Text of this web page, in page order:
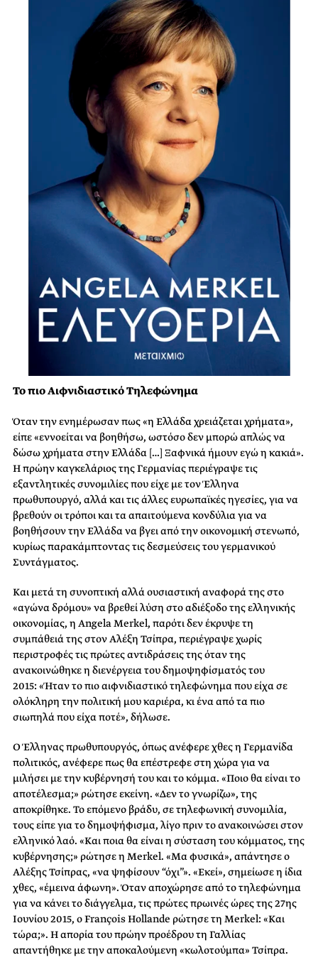
Το πιο Αιφνιδιαστικό Τηλεφώνημα
Όταν την ενημέρωσαν πως «η Ελλάδα χρειάζεται χρήματα»,
είπε «εννοείται να βοηθήσω, ωστόσο δεν μπορώ απλώς να
δώσω χρήματα στην Ελλάδα […] Ξαφνικά ήμουν εγώ η κακιά».
Η πρώην καγκελάριος της Γερμανίας περιέγραψε τις
εξαντλητικές συνομιλίες που είχε με τον Έλληνα
πρωθυπουργό, αλλά και τις άλλες ευρωπαϊκές ηγεσίες, για να
βρεθούν οι τρόποι και τα απαιτούμενα κονδύλια για να
βοηθήσουν την Ελλάδα να βγει από την οικονομική στενωπό,
κυρίως παρακάμπτοντας τις δεσμεύσεις του γερμανικού
Συντάγματος.
Και μετά τη συνοπτική αλλά ουσιαστική αναφορά της στο
«αγώνα δρόμου» να βρεθεί λύση στο αδιέξοδο της ελληνικής
οικονομίας, η Angela Merkel, παρότι δεν έκρυψε τη
συμπάθειά της στον Αλέξη Τσίπρα, περιέγραψε χωρίς
περιστροφές τις πρώτες αντιδράσεις της όταν της
ανακοινώθηκε η διενέργεια του δημοψηφίσματός του
2015: «Ήταν το πιο αιφνιδιαστικό τηλεφώνημα που είχα σε
ολόκληρη την πολιτική μου καριέρα, κι ένα από τα πιο
σιωπηλά που είχα ποτέ», δήλωσε.
Ο Έλληνας πρωθυπουργός, όπως ανέφερε χθες η Γερμανίδα
πολιτικός, ανέφερε πως θα επέστρεφε στη χώρα για να
μιλήσει με την κυβέρνησή του και το κόμμα. «Ποιο θα είναι το
αποτέλεσμα;» ρώτησε εκείνη. «Δεν το γνωρίζω», της
αποκρίθηκε. Το επόμενο βράδυ, σε τηλεφωνική συνομιλία,
τους είπε για το δημοψήφισμα, λίγο πριν το ανακοινώσει στον
ελληνικό λαό. «Και ποια θα είναι η σύσταση του κόμματος, της
κυβέρνησης;» ρώτησε η Merkel. «Μα φυσικά», απάντησε ο
Αλέξης Τσίπρας, «να ψηφίσουν “όχι”». «Εκεί», σημείωσε η ίδια
χθες, «έμεινα άφωνη». Όταν αποχώρησε από το τηλεφώνημα
για να κάνει το διάγγελμα, τις πρώτες πρωινές ώρες της 27ης
Ιουνίου 2015, ο François Hollande ρώτησε τη Merkel: «Και
τώρα;». Η απορία του πρώην προέδρου τη Γαλλίας
απαντήθηκε με την αποκαλούμενη «κωλοτούμπα» Τσίπρα.